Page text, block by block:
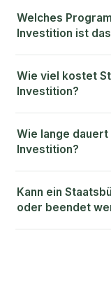
Welches
Investition ist
Wie viel kostet
Investition?
Wie lange
Investition?
Kann ein
oder beendet